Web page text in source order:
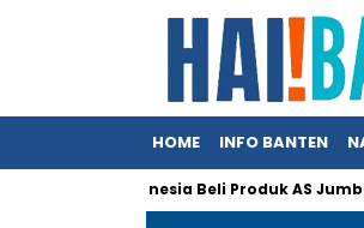
HOME INFO BANTEN
Indonesia Beli Produk AS Jumbo